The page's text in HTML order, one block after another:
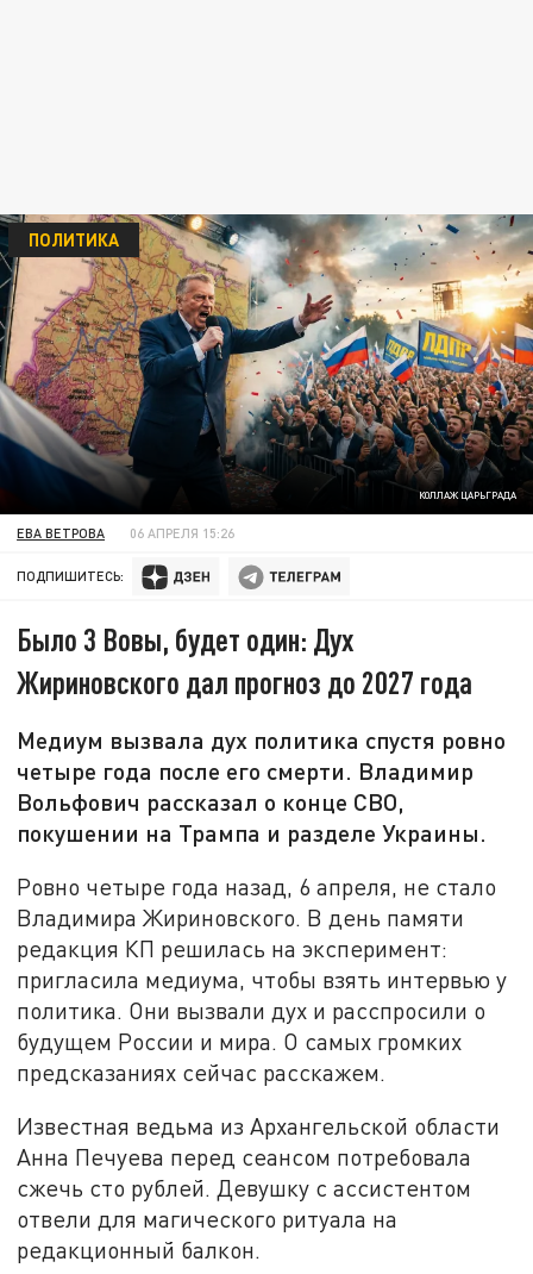
КОЛЛАЖ ЦАРЬГРАДА
ПОЛИТИКА
ЕВА ВЕТРОВА 06 АПРЕЛЯ 15:26
ПОДПИШИТЕСЬ:
Было 3 Вовы, будет один: Дух
Жириновского дал прогноз до 2027 года
Медиум вызвала дух политика спустя ровно
четыре года после его смерти. Владимир
Вольфович рассказал о конце СВО,
покушении на Трампа и разделе Украины.
Ровно четыре года назад, 6 апреля, не стало
Владимира Жириновского. В день памяти
редакция КП решилась на эксперимент:
пригласила медиума, чтобы взять интервью у
политика. Они вызвали дух и расспросили о
будущем России и мира. О самых громких
предсказаниях сейчас расскажем.
Известная ведьма из Архангельской области
Анна Печуева перед сеансом потребовала
сжечь сто рублей. Девушку с ассистентом
отвели для магического ритуала на
редакционный балкон.